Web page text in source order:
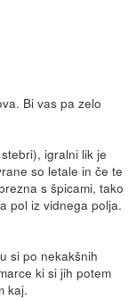
Bi vas pa zelo
igralni lik je
so letale in če te
s špicami, tako
pol iz vidnega polja.
si po nekakšnih
ki si jih potem
kaj.